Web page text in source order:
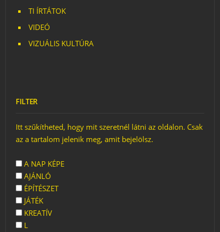
TI ÍRTÁTOK
VIDEÓ
VIZUÁLIS KULTÚRA
FILTER
Itt szűkítheted, hogy mit szeretnél látni az oldalon. Csak
az a tartalom jelenik meg, amit bejelölsz.
A NAP KÉPE
AJÁNLÓ
ÉPÍTÉSZET
JÁTÉK
KREATÍV
L